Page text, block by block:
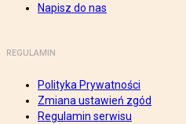
Napisz do nas
REGULAMIN
Polityka Prywatności
Zmiana ustawień zgód
Regulamin serwisu